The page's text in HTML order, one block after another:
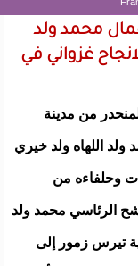
محمد ولد
غزواني في
من مدينة
ولد اللهاه ولد خيري
وحلفاءه من
الرئاسي محمد ولد
تيرس زمور إلى